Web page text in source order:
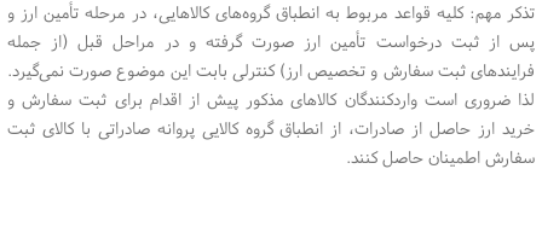
تذکر مهم: کلیه قواعد مربوط به انطباق گروه‌های کالاهایی، در مرحله تأمین ارز و
پس از ثبت درخواست تأمین ارز صورت گرفته و در مراحل قبل (از جمله
فرایندهای ثبت سفارش و تخصیص ارز) کنترلی بابت این موضوع صورت نمی‌گیرد.
لذا ضروری است واردکنندگان کالاهای مذکور پیش از اقدام برای ثبت سفارش و
خرید ارز حاصل از صادرات، از انطباق گروه کالایی پروانه صادراتی با کالای ثبت
سفارش اطمینان حاصل کنند.